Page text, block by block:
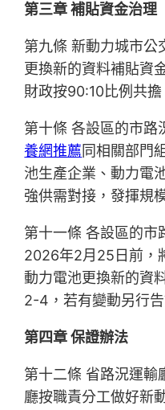
第三章 補貼資金治理
第九條 新動力城市公
更換新的資料補貼資
財政按90:10比例共擔
第十條 各設區的市路
養網推薦同相關部門
池生產企業、動力電
強供需對接，發揮規
第十一條 各設區的市
2026年2月25日前，
動力電池更換新的資
2-4，若有變動另行
第四章 保證辦法
第十二條 省路況運輸
廳按職責分工做好新